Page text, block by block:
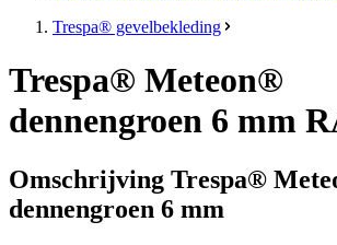
Trespa® gevelbekleding
Trespa® Meteon®
dennengroen 6 mm
Omschrijving Trespa®
dennengroen 6 mm